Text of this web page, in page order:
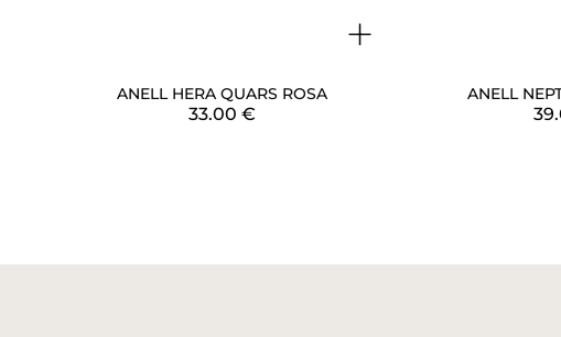
+
ANELL HERA QUARS ROSA
33.00 €
ANELL